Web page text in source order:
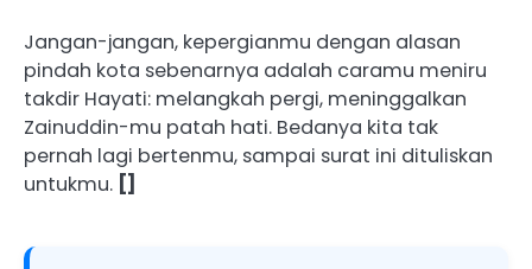
Jangan-jangan, kepergianmu dengan alasan
pindah kota sebenarnya adalah caramu meniru
takdir Hayati: melangkah pergi, meninggalkan
Zainuddin-mu patah hati. Bedanya kita tak
pernah lagi bertenmu, sampai surat ini dituliskan
untukmu. []